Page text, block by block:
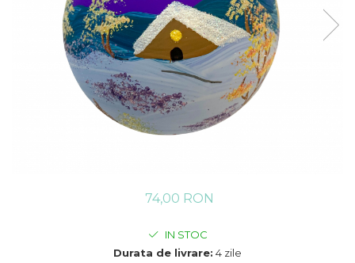
74,00 RON
IN STOC
Durata de livrare: 4 zile